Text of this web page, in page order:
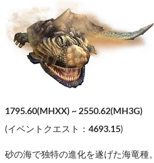
1795.60(MHXX) ~ 2550.62(MH3G)
(イベントクエスト： 4693.15)
砂の海で独特の進化を遂げた海竜種。